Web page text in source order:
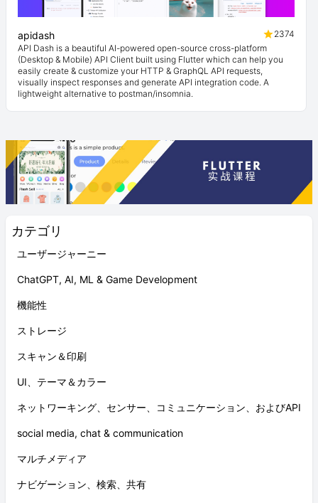
カテゴリ
ユーザージャーニー
ChatGPT, AI, ML & Game Development
機能性
ストレージ
スキャン＆印刷
UI、テーマ＆カラー
ネットワーキング、センサー、コミュニケーション、およびAPI
social media, chat & communication
マルチメディア
ナビゲーション、検索、共有
apidash
2374
API Dash is a beautiful AI-powered open-source cross-platform
(Desktop & Mobile) API Client built using Flutter which can help you
easily create & customize your HTTP & GraphQL API requests,
visually inspect responses and generate API integration code. A
lightweight alternative to postman/insomnia.